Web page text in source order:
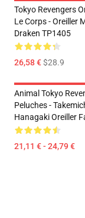
Tokyo Revengers
Le Corps - Oreiller
Draken TP1405
26,58 €$28.9
Animal Tokyo
Peluches -
Hanagaki Oreiller
21,11 € - 24,79 €